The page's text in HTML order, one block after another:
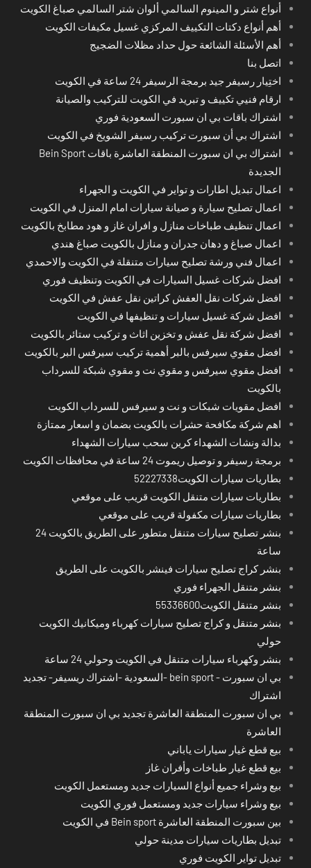
أنواع شتر و المينوم السالمي ألوان شتر السالمي صباغ الكويت
أهم أنواع دكتات التكييف المركزي غسيل مكيفات الكويت
أهم الأسئلة الشائعة حول حداد مظلات الضجيج
اتصل بنا
اختِيار رسيفر جيد برمجة الرسيفر 24 ساعة في الكويت
ارقام فنيي تكييف و تبريد في الكويت للتركيب والصيانة
اشتراك باقات بي ان سبورت السعودية فوري
اشتراك بي أن سبورت تركيب رسيفر الشويخ في الكويت
اشتراك بي ان سبورت المنطقة العاشرة باقات Bein Sport
الجديدة
اعمال تبديل اطارات و تواير في الكويت و الجهراء
اعمال تصليح سيارة و صيانة سيارات امام المنزل في الكويت
اعمال تنظيف طباخات منازل و افران غاز و هود مطابخ بالكويت
اعمال صباغ و دهان جدران و منازل بالكويت صباغ هندي
اعمال فني ورشة تصليح سيارات متنقلة في الكويت والاحمدي
افضل شركات غسيل السيارات في الكويت وتنظيف فوري
افضل شركات نقل العفش كراتين نقل عفش في الكويت
افضل شركة غسيل سيارات و تنظيفها في الكويت
افضل شركة نقل عفش و تخزين اثاث و تركيب ستائر بالكويت
افضل مقوي سيرفس بالبر أهمية تركيب سيرفس البر بالكويت
افضل مقوي سيرفس و مقوي نت و مقوي شبكة للسرداب
بالكويت
افضل مقويات شبكات و نت و سيرفس للسرداب الكويت
اهم شركة مكافحة حشرات بالكويت بضمان و اسعار ممتازة
بدالة ونشات الشهداء كرين سحب سيارات الشهداء
برمجة رسيفر و توصيل ريموت 24 ساعة في محافظات الكويت
بطاريات سيارات الكويت52227338
بطاريات سيارات متنقل الكويت قريب على موقعي
بطاريات سيارات مكفولة قريب على موقعي
بنشر تصليح سيارات متنقل متطور على الطريق بالكويت 24
ساعة
بنشر كراج تصليح سيارات فينشر بالكويت على الطريق
بنشر متنقل الجهراء فوري
بنشر متنقل الكويت55336600
بنشر متنقل و كراج تصليح سيارات كهرباء وميكانيك الكويت
حولي
بنشر وكهرباء سيارات متنقل في الكويت وحولي 24 ساعة
بي ان سبورت - bein sport -السعودية -اشتراك ريسيفر- تجديد
اشتراك
بي ان سبورت المنطقة العاشرة تجديد بي ان سبورت المنطقة
العاشرة
بيع قطع غيار سيارات ياباني
بيع قطع غيار طباخات وأفران غاز
بيع وشراء جميع أنواع السيارات جديد ومستعمل الكويت
بيع وشراء سيارات جديد ومستعمل فوري الكويت
بين سبورت المنطقة العاشرة Bein sport في الكويت
تبديل بطاريات سيارات مدينة حولي
تبديل تواير الكويت فوري